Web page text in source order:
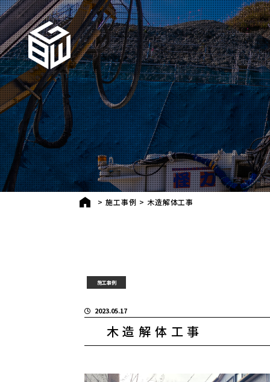
> 施工事例 > 木造解体工事
施工事例
2023.05.17
木造解体工事